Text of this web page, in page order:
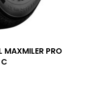
PRO